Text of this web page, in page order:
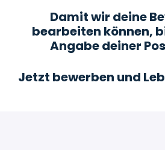
Damit wir deine
bearbeiten können,
Angabe deiner
Jetzt bewerben und